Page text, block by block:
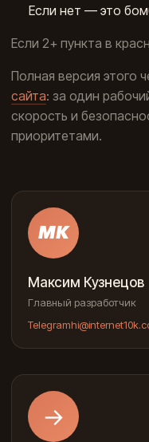
Если нет — это
Если 2+ пункта в
Полная версия этого
сайта: за один
скорость и
приоритетами.
МК
Максим Кузнецов
Главный разработчик
Telegram
→